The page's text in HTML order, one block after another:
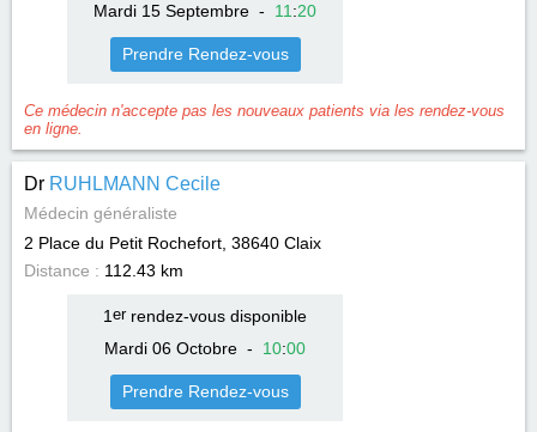
Mardi 15 Septembre - 11 :20
Prendre Rendez-vous
Ce médecin n'accepte pas les nouveaux patients via les rendez-vous
en ligne.
Dr RUHLMANN Cecile
Médecin généraliste
2 Place du Petit Rochefort, 38640 Claix
Distance : 112.43 km
1 errendez-vous disponible
Mardi 06 Octobre - 10:00
Prendre Rendez-vous